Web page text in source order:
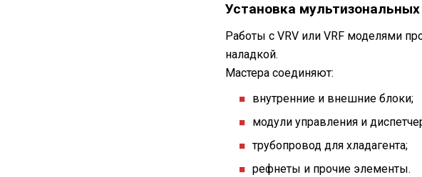
Установка мультизональных
Работы с VRV или VRF моделями
наладкой.
Мастера соединяют:
внутренние и внешние блоки;
модули управления и
трубопровод для хладагента;
рефнеты и прочие элементы.